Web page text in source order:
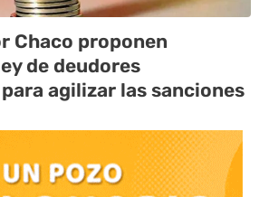
Chaco proponen
de deudores
agilizar las sanciones